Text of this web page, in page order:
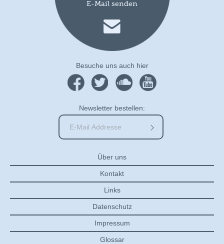
E-Mail senden
Besuche uns auch hier
Newsletter bestellen:
Über uns
Kontakt
Links
Datenschutz
Impressum
Glossar